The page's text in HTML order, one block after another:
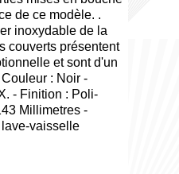
de ce modèle. .
inoxydable de la
couverts présentent
et sont d'un
: Noir -
- Finition : Poli-
Millimetres -
vaisselle